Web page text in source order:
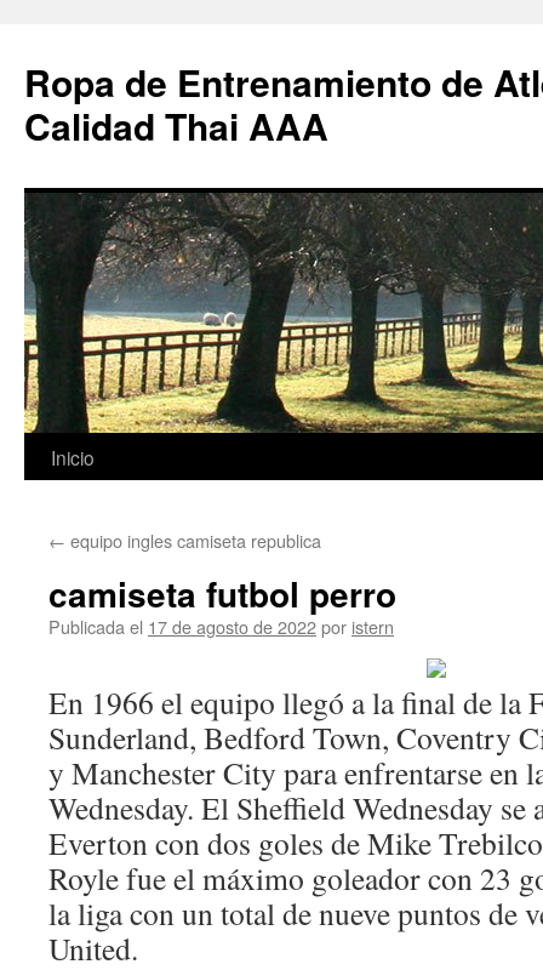
Ropa de Entrenamiento de
Calidad Thai AAA
Saltar
contenido
Inicio
← equipo ingles camiseta republica
camiseta futbol perro
Publicada el 17 de agosto de 2022por istern
En 1966 el equipo llegó a la final de la
Sunderland, Bedford Town, Coventry
y Manchester City para enfrentarse en
Wednesday. El Sheffield Wednesday se
Everton con dos goles de Mike
Royle fue el máximo goleador con 23
la liga con un total de nueve puntos de
United.